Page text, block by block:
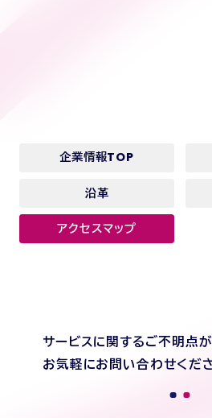
企業情報TOP
沿革
アクセスマップ
サービスに関するご不明点
お気軽にお問い合わせくだ